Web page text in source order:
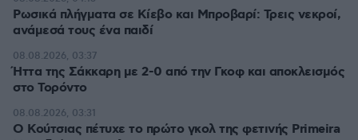
Ρωσικά πλήγματα σε Κίεβο και Μπροβαρί: Τρεις νεκροί,
ανάμεσά τους ένα παιδί
Ήττα της Σάκκαρη με 2-0 από την Γκοφ και αποκλεισμός
στο Τορόντο
08.08.2026, 03:37
Ο Κούτσιας πέτυχε το πρώτο γκολ της φετινής Primeira
08.08.2026, 03:31